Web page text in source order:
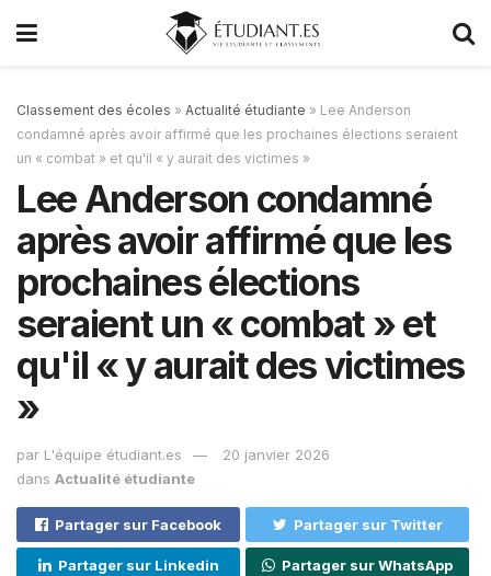
Classement des écoles » Actualité étudiante » Lee Anderson
condamné après avoir affirmé que les prochaines élections seraient
un « combat » et qu'il « y aurait des victimes »
Lee Anderson condamné
après avoir affirmé que les
prochaines élections
seraient un « combat » et
qu'il « y aurait des victimes
»
par L'équipe étudiant.es
20 janvier 2026
dans Actualité étudiante
Partager sur Facebook Partager sur Twitter
Partager sur Linkedin Partager sur WhatsApp